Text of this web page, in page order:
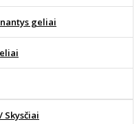
geliai
Skysčiai